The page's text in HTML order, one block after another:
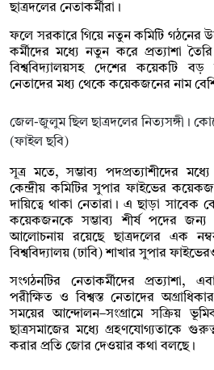
ছাত্রদলের নেতাকর্মীরা।
ফলে সরকারে গিয়ে নতুন কমিটি গঠনের
কর্মীদের মধ্যে নতুন করে প্রত্যাশা
বিশ্ববিদ্যালয়সহ দেশের কয়েকটি বড়
নেতাদের মধ্য থেকে কয়েকজনের নাম
জেল-জুলুম ছিল ছাত্রদলের নিত্যসঙ্গী।
(ফাইল ছবি)
সূত্র মতে, সম্ভাব্য পদপ্রত্যাশীদের
কেন্দ্রীয় কমিটির সুপার ফাইভের
দায়িত্বে থাকা নেতারা। এ ছাড়া সাবেক
কয়েকজনকে সম্ভাব্য শীর্ষ পদের জন্য
আলোচনায় রয়েছে ছাত্রদলের এক
বিশ্ববিদ্যালয় (ঢাবি) শাখার সুপার
সংগঠনটির নেতাকর্মীদের প্রত্যাশা,
পরীক্ষিত ও বিশ্বস্ত নেতাদের
সময়ের আন্দোলন–সংগ্রামে সক্রিয়
ছাত্রসমাজের মধ্যে গ্রহণযোগ্যতাকে
করার প্রতি জোর দেওয়ার কথা বলছে।